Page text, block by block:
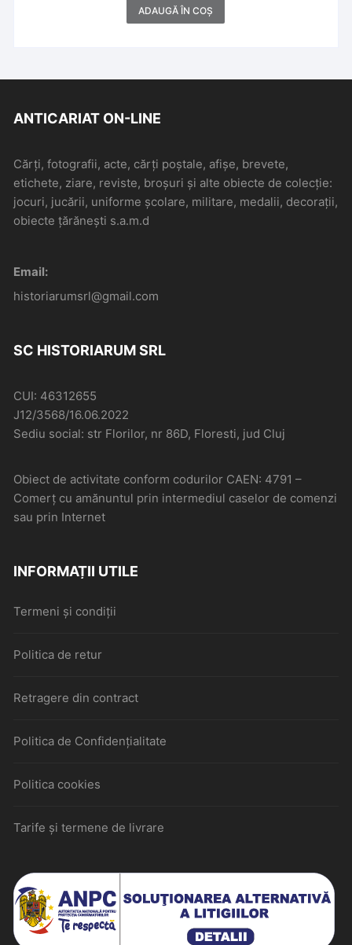
ADAUGĂ ÎN COȘ
ANTICARIAT ON-LINE
Cărți, fotografii, acte, cărți poștale, afișe, brevete,
etichete, ziare, reviste, broșuri și alte obiecte de colecție:
jocuri, jucării, uniforme școlare, militare, medalii, decorații,
obiecte țărănești s.a.m.d
Email:
historiarumsrl@gmail.com
SC HISTORIARUM SRL
CUI: 46312655
J12/3568/16.06.2022
Sediu social: str Florilor, nr 86D, Floresti, jud Cluj
Obiect de activitate conform codurilor CAEN: 4791 –
Comerţ cu amănuntul prin intermediul caselor de comenzi
sau prin Internet
INFORMAȚII UTILE
Termeni și condiții
Politica de retur
Retragere din contract
Politica de Confidențialitate
Politica cookies
Tarife și termene de livrare